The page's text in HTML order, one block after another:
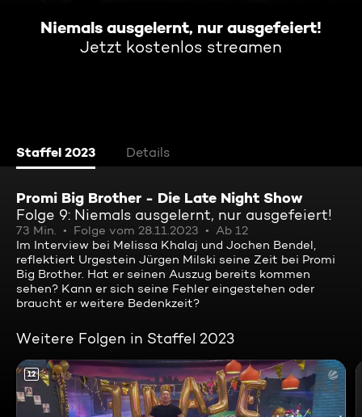
Niemals ausgelernt, nur ausgefeiert!
Jetzt kostenlos streamen
Staffel 2023 Details
Promi Big Brother - Die Late Night Show
Folge 9: Niemals ausgelernt, nur ausgefeiert!
73 Min. Folge vom 28.11.2023
Ab 12
Im Interview bei Melissa Khalaj und Jochen Bendel,
reflektiert Urgestein Jürgen Milski seine Zeit bei Promi
Big Brother. Hat er seinen Auszug bereits kommen
sehen? Kann er sich seine Fehler eingestehen oder
braucht er weitere Bedenkzeit?
Weitere Folgen in Staffel 2023
12